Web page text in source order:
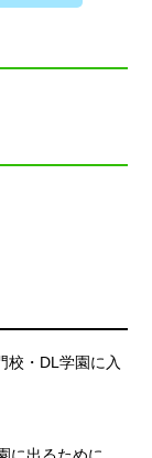
校・DL学園に入